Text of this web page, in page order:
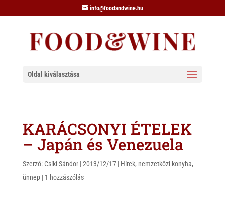
info@foodandwine.hu
Oldal kiválasztása
KARÁCSONYI ÉTELEK
– Japán és Venezuela
Szerző: Csíki Sándor|2013/12/17| Hírek, nemzetközi konyha,
ünnep| 1 hozzászólás